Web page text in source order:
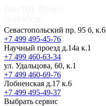
Севастопольский пр. 95 б, к.6
+7 499 495-45-76
Научный проезд д.14а к.1
+7 499 460-63-34
ул. Удальцова, 60, к.1
+7 499 460-69-76
Лобненская д.17 к.6
+7 499 495-49-37
Выбрать сервис